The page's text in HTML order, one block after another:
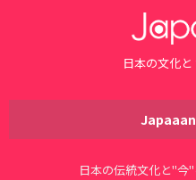
日本の文化と
Japaaan
日本の伝統文化と"今